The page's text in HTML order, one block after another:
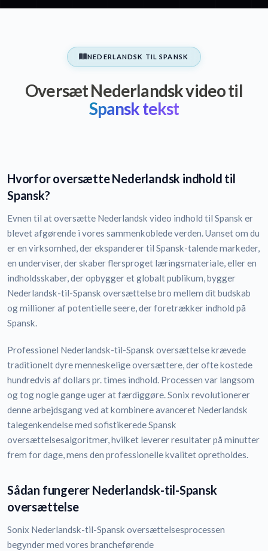
NEDERLANDSK TIL SPANSK
Oversæt Nederlandsk video til
Spansk tekst
Hvorfor oversætte Nederlandsk indhold til
Spansk?
Evnen til at oversætte Nederlandsk video indhold til Spansk er
blevet afgørende i vores sammenkoblede verden. Uanset om du
er en virksomhed, der ekspanderer til Spansk-talende markeder,
en underviser, der skaber flersproget læringsmateriale, eller en
indholdsskaber, der opbygger et globalt publikum, bygger
Nederlandsk-til-Spansk oversættelse bro mellem dit budskab
og millioner af potentielle seere, der foretrækker indhold på
Spansk.
Professionel Nederlandsk-til-Spansk oversættelse krævede
traditionelt dyre menneskelige oversættere, der ofte kostede
hundredvis af dollars pr. times indhold. Processen var langsom
og tog nogle gange uger at færdiggøre. Sonix revolutionerer
denne arbejdsgang ved at kombinere avanceret Nederlandsk
talegenkendelse med sofistikerede Spansk
oversættelsesalgoritmer, hvilket leverer resultater på minutter
frem for dage, mens den professionelle kvalitet opretholdes.
Sådan fungerer Nederlandsk-til-Spansk
oversættelse
Sonix Nederlandsk-til-Spansk oversættelsesprocessen
begynder med vores brancheførende